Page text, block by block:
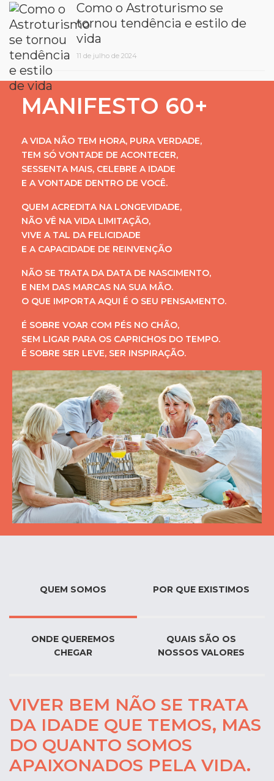
Como o Astroturismo se
tornou tendência e estilo de
vida
11 de julho de 2024
MANIFESTO 60+
A VIDA NÃO TEM HORA, PURA VERDADE,
TEM SÓ VONTADE DE ACONTECER,
SESSENTA MAIS, CELEBRE A IDADE
E A VONTADE DENTRO DE VOCÊ.
QUEM ACREDITA NA LONGEVIDADE,
NÃO VÊ NA VIDA LIMITAÇÃO,
VIVE A TAL DA FELICIDADE
E A CAPACIDADE DE REINVENÇÃO
NÃO SE TRATA DA DATA DE NASCIMENTO,
E NEM DAS MARCAS NA SUA MÃO.
O QUE IMPORTA AQUI É O SEU PENSAMENTO.
É SOBRE VOAR COM PÉS NO CHÃO,
SEM LIGAR PARA OS CAPRICHOS DO TEMPO.
É SOBRE SER LEVE, SER INSPIRAÇÃO.
QUEM SOMOS POR QUE EXISTIMOS
ONDE QUEREMOS
CHEGAR
QUAIS SÃO OS
NOSSOS VALORES
VIVER BEM NÃO SE TRATA
DA IDADE QUE TEMOS, MAS
DO QUANTO SOMOS
APAIXONADOS PELA VIDA.